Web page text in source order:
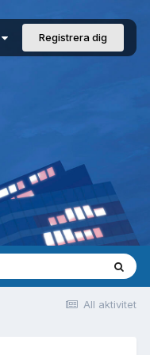
Registrera dig
All aktivitet